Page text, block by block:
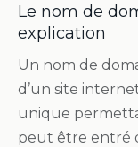
Le nom de
explication
Un nom de
d’un site
unique
peut être entré